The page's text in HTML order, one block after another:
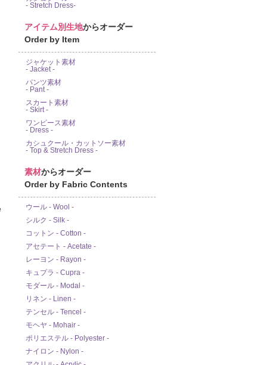
- Stretch Dress-
アイテム別生地からオーダー
Order by Item
ジャケット素材
- Jacket -
パンツ素材
- Pant -
スカート素材
- Skirt -
ワンピース素材
- Dress -
カシュクール・カットソー素材
- Top & Stretch Dress -
素材からオーダー
Order by Fabric Contents
ウール - Wool -
シルク - Silk -
コットン - Cotton -
アセテート - Acetate -
レーヨン - Rayon -
キュプラ - Cupra -
モダール - Modal -
リネン - Linen -
テンセル - Tencel -
モヘヤ - Mohair -
ポリエステル - Polyester -
ナイロン - Nylon -